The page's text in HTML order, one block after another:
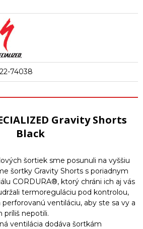
74038
Gravity Shorts
Black
šortiek sme posunuli na vyššiu
šortky Gravity Shorts s poriadnym
CORDURA®, ktorý chráni ich aj vás
termoreguláciu pod kontrolou,
ventiláciu, aby ste sa vy a
príliš nepotili.
ventilácia dodáva šortkám